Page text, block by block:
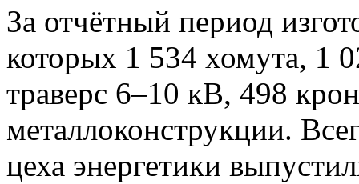
За отчётный период
которых 1 534 хомута, 1
траверс 6–10 кВ, 498
металлоконструкции.
цеха энергетики